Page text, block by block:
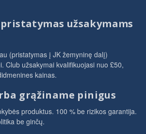
užsakymams
(pristatymas į JK žemyninę dalį)
Club užsakymai kvalifikuojasi nuo £50,
kainas.
grąžiname pinigus
produktus. 100 % be rizikos garantija.
be ginčų.